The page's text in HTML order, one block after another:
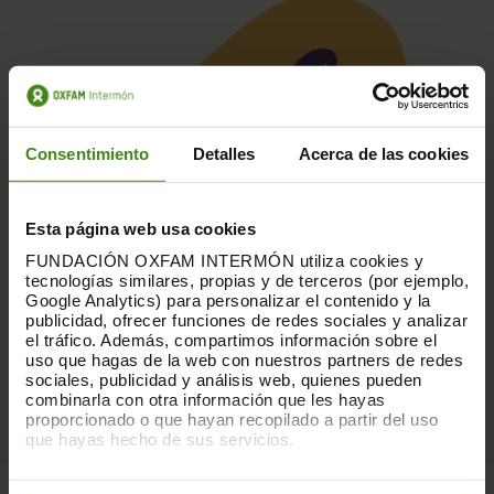
Consentimiento Detalles Acerca de las cookies
Esta página web usa cookies
FUNDACIÓN OXFAM INTERMÓN utiliza cookies y
tecnologías similares, propias y de terceros (por ejemplo,
Google Analytics) para personalizar el contenido y la
publicidad, ofrecer funciones de redes sociales y analizar
el tráfico. Además, compartimos información sobre el
uso que hagas de la web con nuestros partners de redes
sociales, publicidad y análisis web, quienes pueden
combinarla con otra información que les hayas
proporcionado o que hayan recopilado a partir del uso
que hayas hecho de sus servicios.